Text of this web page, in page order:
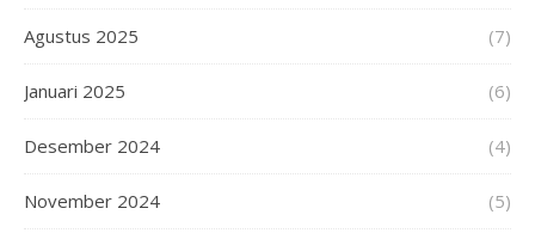
Agustus 2025 (7)
Januari 2025 (6)
Desember 2024 (4)
November 2024 (5)